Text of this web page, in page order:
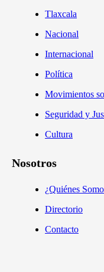
Tlaxcala
Nacional
Internacional
Política
Movimientos
Seguridad y
Cultura
Nosotros
¿Quiénes
Directorio
Contacto